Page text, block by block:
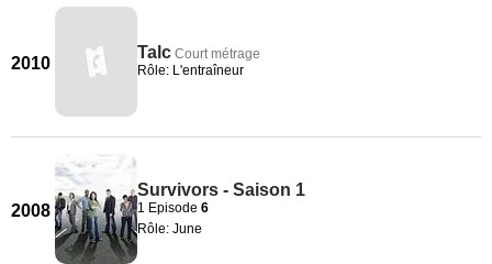
2010
Talc Court métrage
Rôle: L'entraîneur
2008
Survivors - Saison 1
1 Episode 6
Rôle: June